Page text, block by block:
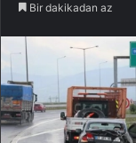
Bir dakikadan az